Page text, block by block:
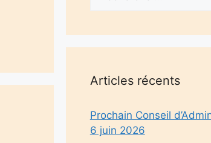
Articles récents
Prochain Conseil
6 juin 2026